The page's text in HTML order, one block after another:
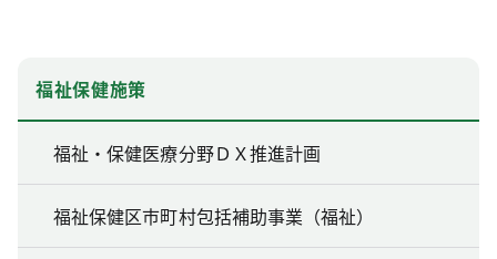
福祉保健施策
福祉・保健医療分野ＤＸ推進計画
福祉保健区市町村包括補助事業（福祉）